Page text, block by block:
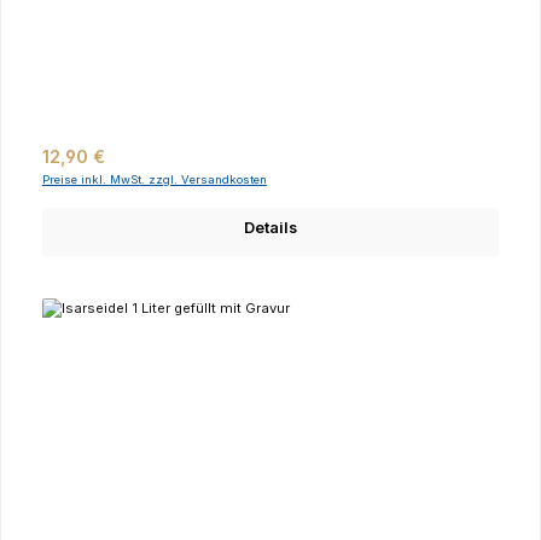
Regulärer Preis:
12,90 €
Preise inkl. MwSt. zzgl. Versandkosten
Details